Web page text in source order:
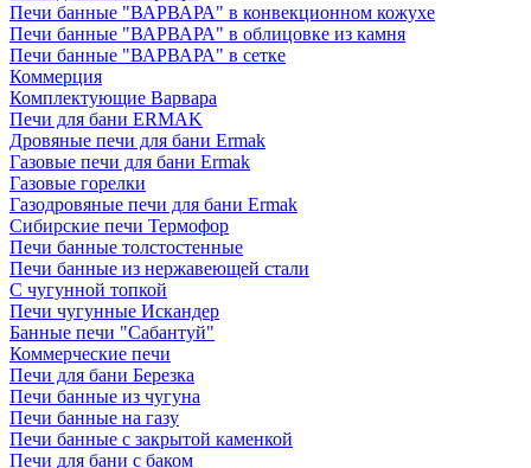
Печи банные "ВАРВАРА" в конвекционном кожухе
Печи банные "ВАРВАРА" в облицовке из камня
Печи банные "ВАРВАРА" в сетке
Коммерция
Комплектующие Варвара
Печи для бани ERMAK
Дровяные печи для бани Ermak
Газовые печи для бани Ermak
Газовые горелки
Газодровяные печи для бани Ermak
Сибирские печи Термофор
Печи банные толстостенные
Печи банные из нержавеющей стали
С чугунной топкой
Печи чугунные Искандер
Банные печи "Сабантуй"
Коммерческие печи
Печи для бани Березка
Печи банные из чугуна
Печи банные на газу
Печи банные с закрытой каменкой
Печи для бани с баком